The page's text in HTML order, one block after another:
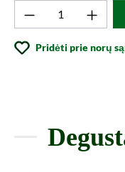
Produkto
Pridėti prie norų